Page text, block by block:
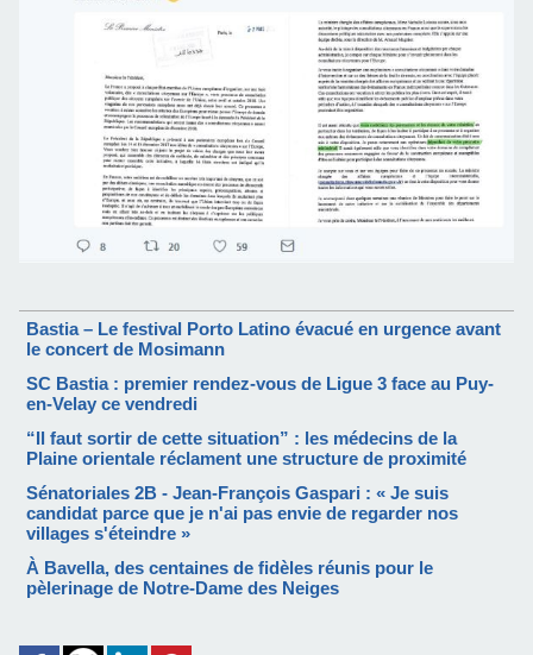
Bastia – Le festival Porto Latino évacué en urgence avant
le concert de Mosimann
SC Bastia : premier rendez-vous de Ligue 3 face au Puy-
en-Velay ce vendredi
“Il faut sortir de cette situation” : les médecins de la
Plaine orientale réclament une structure de proximité
Sénatoriales 2B - Jean-François Gaspari : « Je suis
candidat parce que je n'ai pas envie de regarder nos
villages s'éteindre »
À Bavella, des centaines de fidèles réunis pour le
pèlerinage de Notre-Dame des Neiges